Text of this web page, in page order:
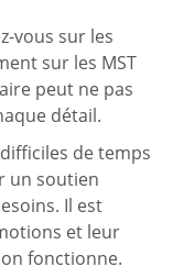
vous sur les
sur les MST
peut ne pas
détail.
de temps
un soutien
Il est
et leur
fonctionne.